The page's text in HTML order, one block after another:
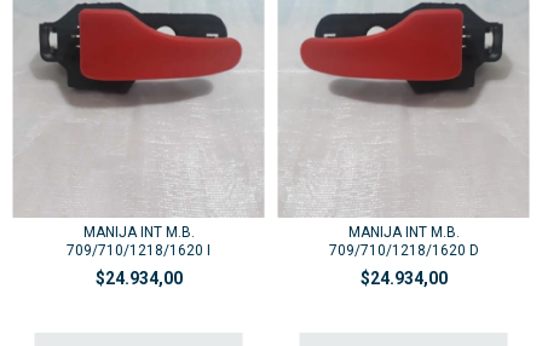
MANIJA INT M.B.
709/710/1218/1620 I
$24.934,00
MANIJA INT M.B.
709/710/1218/1620 D
$24.934,00